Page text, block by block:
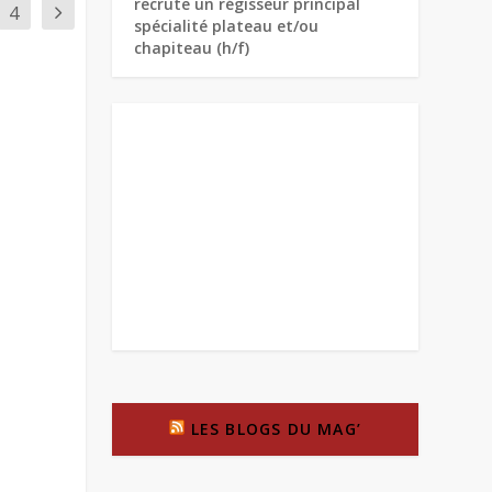
4
spécialité plateau et/ou
chapiteau (h/f)
LES BLOGS DU MAG’